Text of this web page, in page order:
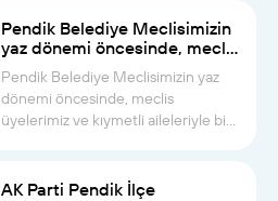
Pendik Belediye Meclisimizin
yaz dönemi öncesinde, meclis
üyelerimiz ve kıymetli
aileleriyle bir araya geldik
Pendik Belediye Meclisimizin yaz
dönemi öncesinde, meclis
üyelerimiz ve kıymetli aileleriyle bir
AK Parti Pendik İlçe